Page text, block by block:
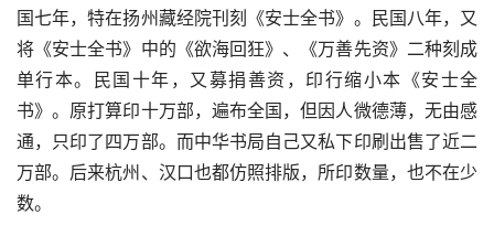
国七年，特在扬州藏经院刊刻《安士全书》。民国八年，又
将《安士全书》中的《欲海回狂》、《万善先资》二种刻成
单行本。民国十年，又募捐善资，印行缩小本《安士全
书》。原打算印十万部，遍布全国，但因人微德薄，无由感
通，只印了四万部。而中华书局自己又私下印刷出售了近二
万部。后来杭州、汉口也都仿照排版，所印数量，也不在少
数。